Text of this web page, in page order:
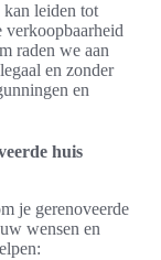
leiden tot
verkoopbaarheid
raden we aan
en zonder
en
huis
je gerenoveerde
wensen en